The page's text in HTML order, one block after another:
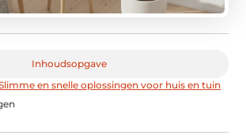
Inhoudsopgave
en snelle oplossingen voor huis en tuin